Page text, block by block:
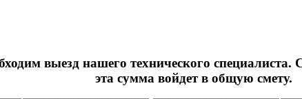
выезд нашего технического
эта сумма войдет в общую смету.